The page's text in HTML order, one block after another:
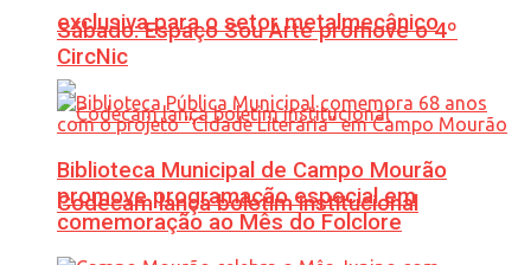
exclusiva para o setor metalmecânico
Codecam lança boletim institucional
Sábado: Espaço Sou Arte promove o 4º
CircNic
Biblioteca Municipal de Campo Mourão
promove programação especial em
comemoração ao Mês do Folclore